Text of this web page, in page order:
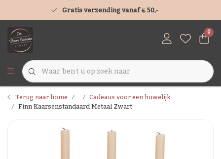
Gratis verzending vanaf € 50,-
0
Terug naar home Cadeaus voor een huwelijk
Finn Kaarsenstandaard Metaal Zwart